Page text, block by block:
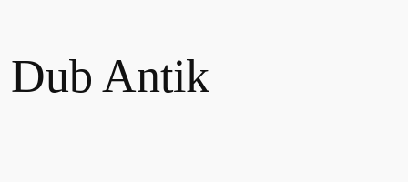
Dub Antik